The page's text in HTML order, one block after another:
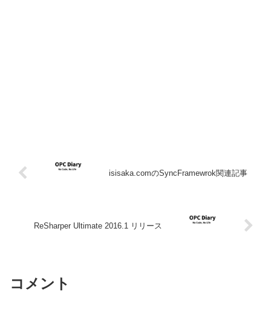
isisaka.comのSyncFramewrok関連記事
ReSharper Ultimate 2016.1 リリース
コメント